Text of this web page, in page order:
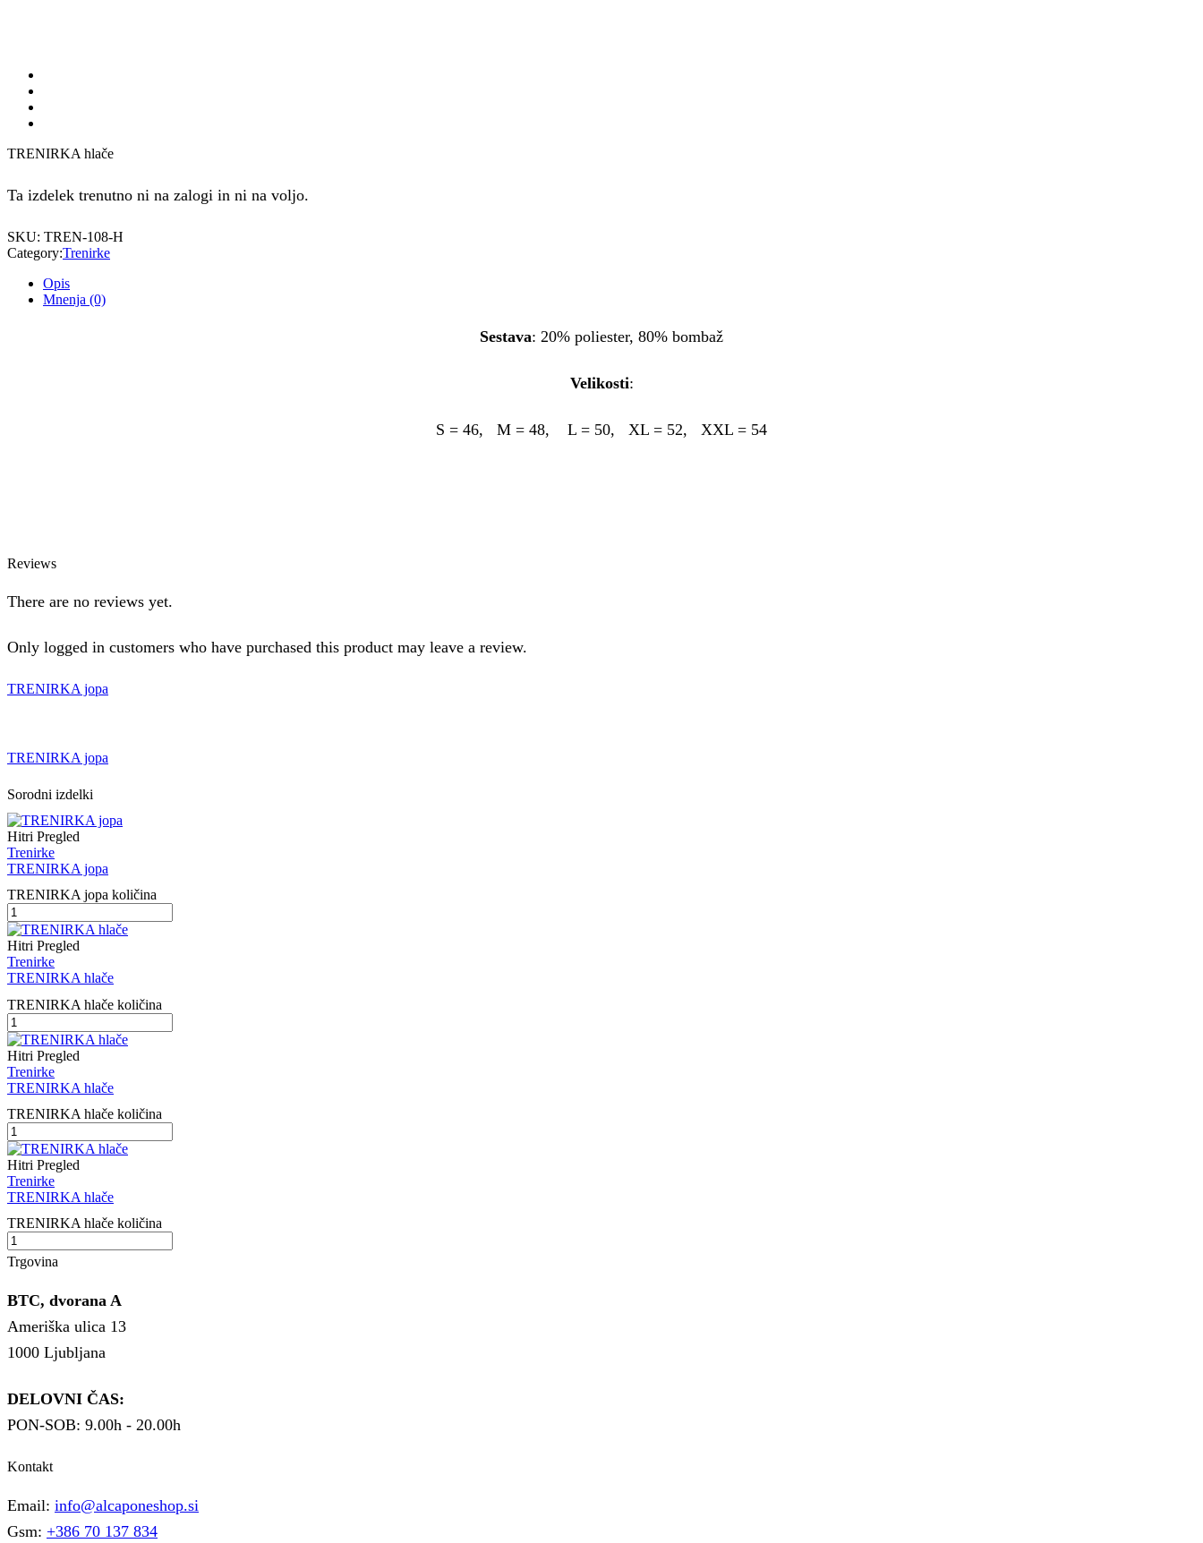
TRENIRKA hlače
Ta izdelek trenutno ni na zalogi in ni na voljo.
SKU: TREN-108-H
Category:Trenirke
Opis
Mnenja (0)
Sestava: 20% poliester, 80% bombaž
Velikosti:
S = 46, M = 48, L = 50, XL = 52, XXL = 54
Reviews
There are no reviews yet.
Only logged in customers who have purchased this product may leave a review.
TRENIRKA jopa
TRENIRKA jopa
Sorodni izdelki
Hitri Pregled
Trenirke
TRENIRKA jopa
TRENIRKA jopa količina
Hitri Pregled
Trenirke
TRENIRKA hlače
TRENIRKA hlače količina
Hitri Pregled
Trenirke
TRENIRKA hlače
TRENIRKA hlače količina
Hitri Pregled
Trenirke
TRENIRKA hlače
TRENIRKA hlače količina
Trgovina
BTC, dvorana A
Ameriška ulica 13
1000 Ljubljana
DELOVNI ČAS:
PON-SOB: 9.00h - 20.00h
Kontakt
Email: info@alcaponeshop.si
Gsm: +386 70 137 834